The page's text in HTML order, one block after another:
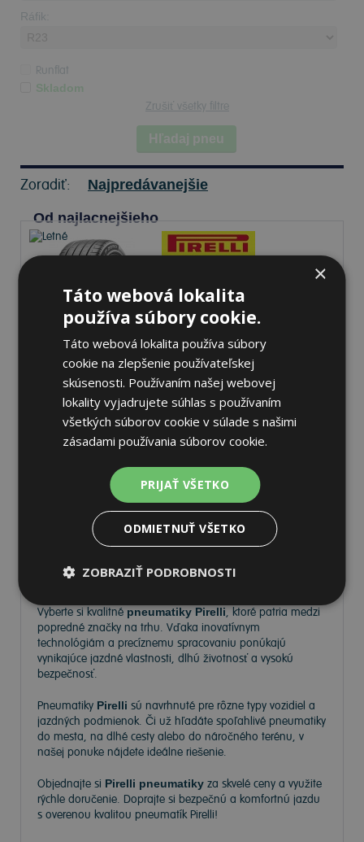
Ráfik:
Runflat
Skladom
Zrušiť všetky filtre
Hľadaj pneu
Zoradiť: Najpredávanejšie
Od najlacnejšieho
Pirelli P ZERO PZ5
315/30 R23 111 Y Letné
A C
Na sklade 2 ks-K odberu na predajni 11.8.2026
K odberu na17 pobočkách
spoľahlivosť na každej ceste
Vyberte si kvalitné pneumatiky Pirelli, ktoré patria medzi
popredné značky na trhu. Vďaka inovatívnym
technológiám a precíznemu spracovaniu ponúkajú
vynikajúce jazdné vlastnosti, dlhú životnosť a vysokú
bezpečnosť.
Pneumatiky Pirelli sú navrhnuté pre rôzne typy vozidiel a
jazdných podmienok. Či už hľadáte spoľahlivé pneumatiky
do mesta, na dlhé cesty alebo do náročného terénu, v
našej ponuke nájdete ideálne riešenie.
Objednajte si Pirelli pneumatiky za skvelé ceny a využite
rýchle doručenie. Doprajte si bezpečnú a komfortnú jazdu
s overenou kvalitou pneumatík Pirelli!
×
Táto webová lokalita
používa súbory cookie.
Táto webová lokalita používa súbory
cookie na zlepšenie používateľskej
skúsenosti. Používaním našej webovej
lokality vyjadrujete súhlas s používaním
všetkých súborov cookie v súlade s našimi
zásadami používania súborov cookie.
PRIJAŤ VŠETKO
ODMIETNUŤ VŠETKO
ZOBRAZIŤ PODROBNOSTI